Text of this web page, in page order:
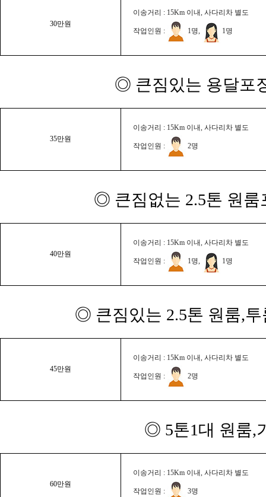
30만원
이송거리 : 15Km 이내, 사다리차 별도
작업인원 : 1명, 1명
◎ 큰짐있는 용달포
35만원
이송거리 : 15Km 이내, 사다리차 별도
작업인원 : 2명
◎ 큰짐없는 2.5톤 원룸
40만원
이송거리 : 15Km 이내, 사다리차 별도
작업인원 : 1명, 1명
◎ 큰짐있는 2.5톤 원룸,
45만원
이송거리 : 15Km 이내, 사다리차 별도
작업인원 : 2명
◎ 5톤1대 원룸,
60만원
이송거리 : 15Km 이내, 사다리차 별도
작업인원 : 3명